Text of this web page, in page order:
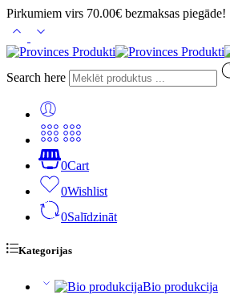
Pirkumiem virs 70.00€ bezmaksas piegāde!
Search here
0Cart
0Wishlist
0Salīdzināt
Kategorijas
Bio produkcija